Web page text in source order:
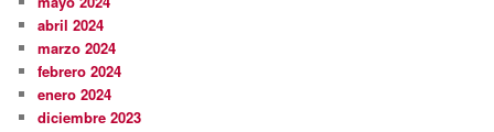
abril 2024
marzo 2024
febrero 2024
enero 2024
diciembre 2023